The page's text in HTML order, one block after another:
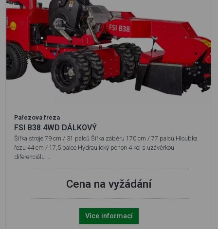
Pařezová fréza
FSI B38 4WD DÁLKOVÝ
Šířka stroje 79 cm / 31 palců Šířka záběru 170 cm / 77 palců Hloubka
řezu 44 cm / 17,5 palce Hydraulický pohon 4 kol s uzávěrkou
diferenciálu …
Cena na vyžádání
Více informací